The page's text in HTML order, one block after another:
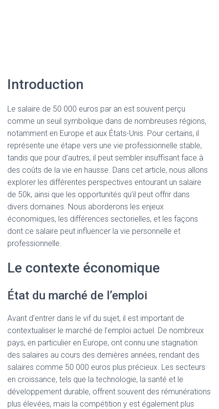
Introduction
Le salaire de 50 000 euros par an est souvent perçu
comme un seuil symbolique dans de nombreuses régions,
notamment en Europe et aux États-Unis. Pour certains, il
représente une étape vers une vie professionnelle stable,
tandis que pour d’autres, il peut sembler insuffisant face à
des coûts de la vie en hausse. Dans cet article, nous allons
explorer les différentes perspectives entourant un salaire
de 50k, ainsi que les opportunités qu’il peut offrir dans
divers domaines. Nous aborderons les enjeux
économiques, les différences sectorielles, et les façons
dont ce salaire peut influencer la vie personnelle et
professionnelle.
Le contexte économique
État du marché de l’emploi
Avant d’entrer dans le vif du sujet, il est important de
contextualiser le marché de l’emploi actuel. De nombreux
pays, en particulier en Europe, ont connu une stagnation
des salaires au cours des dernières années, rendant des
salaires comme 50 000 euros plus précieux. Les secteurs
en croissance, tels que la technologie, la santé et le
développement durable, offrent souvent des rémunérations
plus élevées, mais la compétition y est également plus